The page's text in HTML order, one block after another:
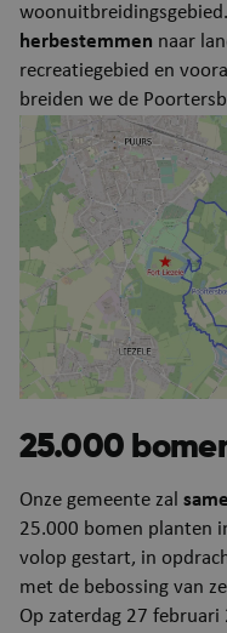
herbestemmen naar
recreatiegebied en
breiden we de
Afbeelding
25.000
Onze gemeente zal
25.000 bomen planten
volop gestart, in
met de bebossing van
Op zaterdag 27